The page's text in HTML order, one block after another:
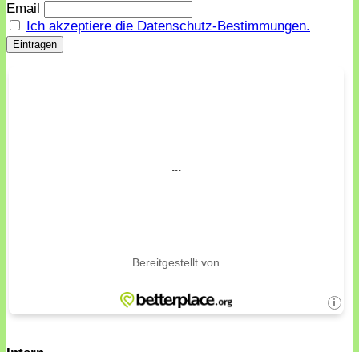
Email
Ich akzeptiere die Datenschutz-Bestimmungen.